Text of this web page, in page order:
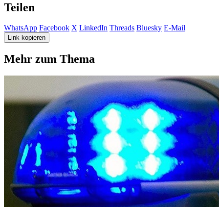
Teilen
WhatsApp Facebook X LinkedIn Threads Bluesky E-Mail
Link kopieren
Mehr zum Thema